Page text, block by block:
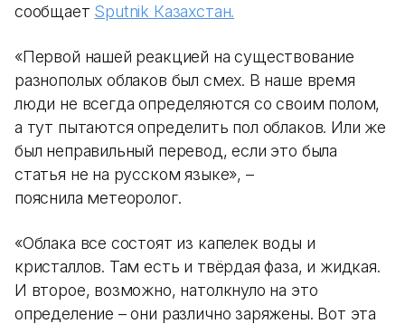
сообщает Sputnik Казахстан.
«Первой нашей реакцией на существование
разнополых облаков был смех. В наше время
люди не всегда определяются со своим полом,
а тут пытаются определить пол облаков. Или же
был неправильный перевод, если это была
статья не на русском языке», –
пояснила метеоролог.
«Облака все состоят из капелек воды и
кристаллов. Там есть и твёрдая фаза, и жидкая.
И второе, возможно, натолкнуло на это
определение – они различно заряжены. Вот эта